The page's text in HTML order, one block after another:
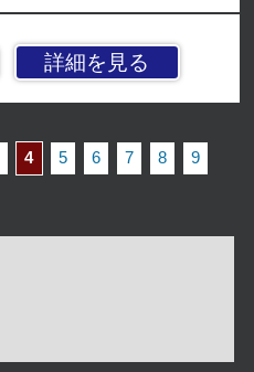
詳細を見る
4 5 6 7 8 9